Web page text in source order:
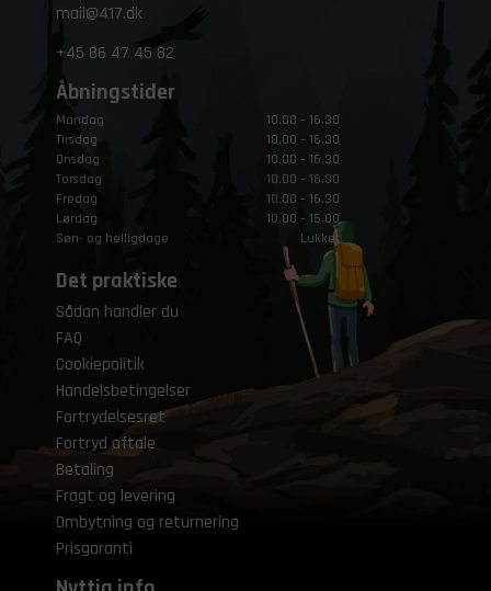
mail@417.dk
+45 86 47 45 82
Åbningstider
Mandag
10.00 – 16.30
Tirsdag
10.00 – 16.30
Onsdag
10.00 – 16.30
Torsdag
10.00 – 16.30
Fredag
10.00 – 16.30
Lørdag
10.00 – 15.00
Søn- og helligdage
Lukket
Det praktiske
Sådan handler du
FAQ
Cookiepolitik
Handelsbetingelser
Fortrydelsesret
Fortryd aftale
Betaling
Fragt og levering
Ombytning og returnering
Prisgaranti